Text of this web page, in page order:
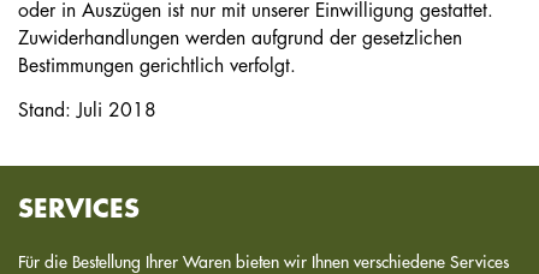
oder in Auszügen ist nur mit unserer Einwilligung gestattet.
Zuwiderhandlungen werden aufgrund der gesetzlichen
Bestimmungen gerichtlich verfolgt.
Stand: Juli 2018
SERVICES
Für die Bestellung Ihrer Waren bieten wir Ihnen verschiedene Services